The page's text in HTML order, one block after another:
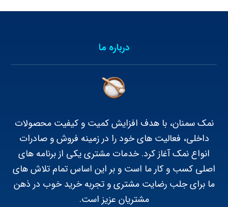
درباره ما
نمک سمنان، با هدف افزایش کمیت و کیفیت محصولات
داخلی، فعالیت های خود را در زمینه فروش و صادرات
انواع نمک آغاز کرد. خدمات مشتری یکی از برنامه های
اصلی کسب و کار ما است و بر این اساس تمام تلاش های
ما برای جلب رضایت مشتری و تجربه خرید خوب در ذهن
مشتریان عزیز است.